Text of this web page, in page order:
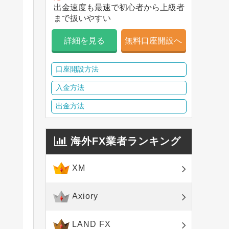
出金速度も最速で初心者から上級者
まで扱いやすい
詳細を見る 無料口座開設へ
口座開設方法
入金方法
出金方法
海外FX業者ランキング
XM
Axiory
LAND FX